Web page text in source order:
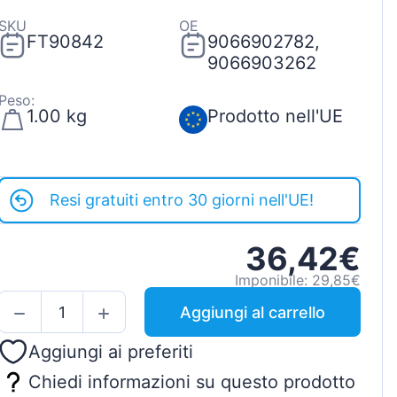
FT90842
OE
9066902782,
9066903262
1.00 kg Prodotto nell'UE
Resi gratuiti entro 30 giorni nell'UE!
36,42€
Imponibile: 29,85€
Aggiungi al carrello
Aggiungi ai preferiti
Chiedi informazioni su questo prodotto